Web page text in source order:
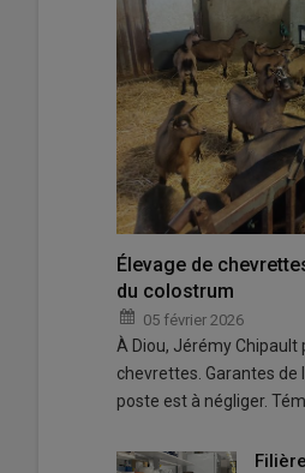
Élevage de
du colostrum
05 février 2026
À Diou, Jérémy
chevrettes. Garantes de
poste est à négliger.